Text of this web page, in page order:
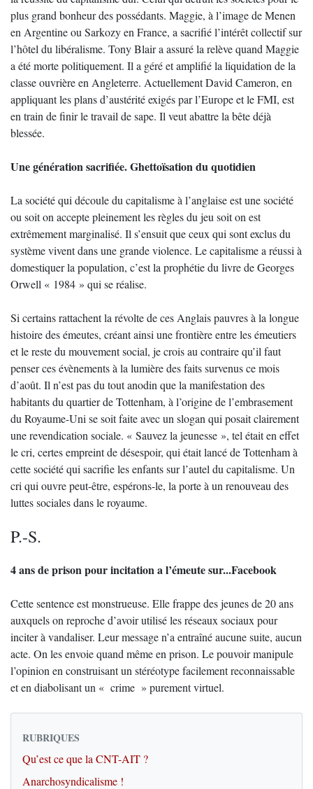
plus grand bonheur des possédants. Maggie, à l’image de Menen
en Argentine ou Sarkozy en France, a sacrifié l’intérêt collectif sur
l’hôtel du libéralisme. Tony Blair a assuré la relève quand Maggie
a été morte politiquement. Il a géré et amplifié la liquidation de la
classe ouvrière en Angleterre. Actuellement David Cameron, en
appliquant les plans d’austérité exigés par l’Europe et le FMI, est
en train de finir le travail de sape. Il veut abattre la bête déjà
blessée.
Une génération sacrifiée. Ghettoïsation du quotidien
La société qui découle du capitalisme à l’anglaise est une société
ou soit on accepte pleinement les règles du jeu soit on est
extrêmement marginalisé. Il s’ensuit que ceux qui sont exclus du
système vivent dans une grande violence. Le capitalisme a réussi à
domestiquer la population, c’est la prophétie du livre de Georges
Orwell « 1984 » qui se réalise.
Si certains rattachent la révolte de ces Anglais pauvres à la longue
histoire des émeutes, créant ainsi une frontière entre les émeutiers
et le reste du mouvement social, je crois au contraire qu’il faut
penser ces évènements à la lumière des faits survenus ce mois
d’août. Il n’est pas du tout anodin que la manifestation des
habitants du quartier de Tottenham, à l’origine de l’embrasement
du Royaume-Uni se soit faite avec un slogan qui posait clairement
une revendication sociale. « Sauvez la jeunesse », tel était en effet
le cri, certes empreint de désespoir, qui était lancé de Tottenham à
cette société qui sacrifie les enfants sur l’autel du capitalisme. Un
cri qui ouvre peut-être, espérons-le, la porte à un renouveau des
luttes sociales dans le royaume.
P.-S.
4 ans de prison pour incitation a l’émeute sur...Facebook
Cette sentence est monstrueuse. Elle frappe des jeunes de 20 ans
auxquels on reproche d’avoir utilisé les réseaux sociaux pour
inciter à vandaliser. Leur message n’a entraîné aucune suite, aucun
acte. On les envoie quand même en prison. Le pouvoir manipule
l’opinion en construisant un stéréotype facilement reconnaissable
et en diabolisant un « crime » purement virtuel.
RUBRIQUES
Qu’est ce que la CNT-AIT ?
Anarchosyndicalisme !